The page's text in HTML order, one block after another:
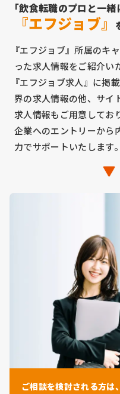
「飲食転職のプロと一
『エフジョブ』
『エフジョブ』所属のキ
った求人情報をご紹介い
『エフジョブ求人』に掲
界の求人情報の他、サイ
求人情報もご用意してお
企業へのエントリーから
力でサポートいたします。
ご相談を検討される方は、